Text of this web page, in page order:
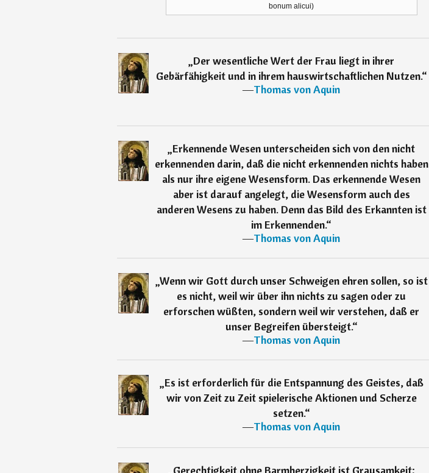
bonum alicui)
„Der wesentliche Wert der Frau liegt in ihrer
Gebärfähigkeit und in ihrem hauswirtschaftlichen Nutzen.“
―Thomas von Aquin
„Erkennende Wesen unterscheiden sich von den nicht
erkennenden darin, daß die nicht erkennenden nichts haben
als nur ihre eigene Wesensform. Das erkennende Wesen
aber ist darauf angelegt, die Wesensform auch des
anderen Wesens zu haben. Denn das Bild des Erkannten ist
im Erkennenden.“
―Thomas von Aquin
„Wenn wir Gott durch unser Schweigen ehren sollen, so ist
es nicht, weil wir über ihn nichts zu sagen oder zu
erforschen wüßten, sondern weil wir verstehen, daß er
unser Begreifen übersteigt.“
―Thomas von Aquin
„Es ist erforderlich für die Entspannung des Geistes, daß
wir von Zeit zu Zeit spielerische Aktionen und Scherze
setzen.“
―Thomas von Aquin